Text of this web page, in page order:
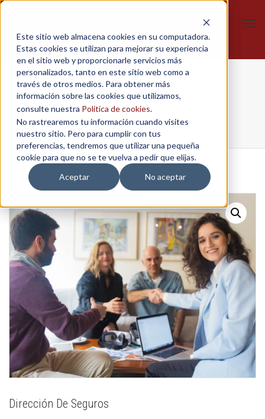
Este sitio web almacena cookies en su computadora.
Estas cookies se utilizan para mejorar su experiencia
en el sitio web y proporcionarle servicios más
personalizados, tanto en este sitio web como a
través de otros medios. Para obtener más
información sobre las cookies que utilizamos,
consulte nuestra Política de cookies.
No rastrearemos tu información cuando visites
nuestro sitio. Pero para cumplir con tus
preferencias, tendremos que utilizar una pequeña
cookie para que no se te vuelva a pedir que elijas.
Aceptar
No aceptar
Dirección de seguros
Home / Certificados / Dirección de seguros
Dirección De Seguros